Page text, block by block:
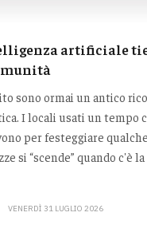
artificiale
sono ormai un antico
I locali usati un tempo
per festeggiare
si “scende” quando c'è
VENERDÌ 31 LUGLIO 2026